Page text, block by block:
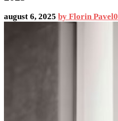
august 6, 2025 by Florin Pavel0